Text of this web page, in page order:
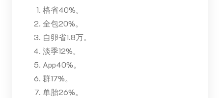
格省40%。
全包20%。
自卵省1.8万。
淡季12%。
App40%。
群17%。
单胎26%。